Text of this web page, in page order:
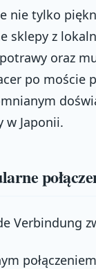
nie tylko
sklepy z
oraz
po moście
w Japonii.
Verbindung